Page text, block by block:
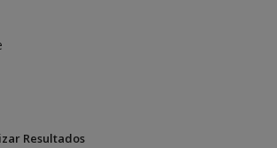
Resultados